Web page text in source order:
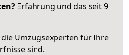
Erfahrung und das seit 9
die Umzugsexperten für Ihre
sind.